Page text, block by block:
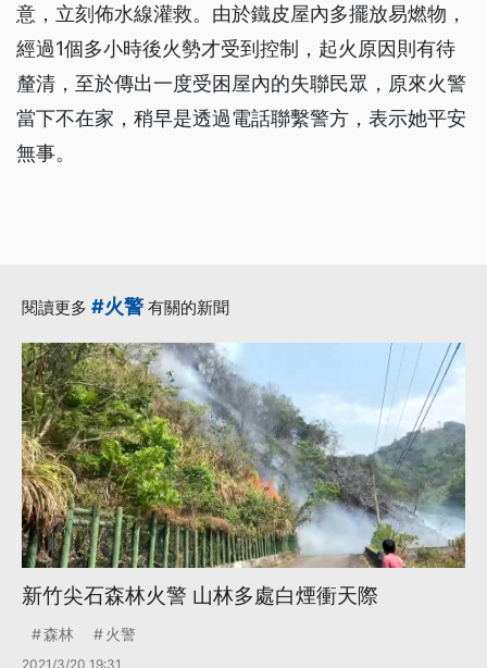
意，立刻佈水線灌救。由於鐵皮屋內多擺放易燃物，
經過1個多小時後火勢才受到控制，起火原因則有待
釐清，至於傳出一度受困屋內的失聯民眾，原來火警
當下不在家，稍早是透過電話聯繫警方，表示她平安
無事。
閱讀更多 #火警 有關的新聞
新竹尖石森林火警 山林多處白煙衝天際
森林 火警
2021/3/20 19:31